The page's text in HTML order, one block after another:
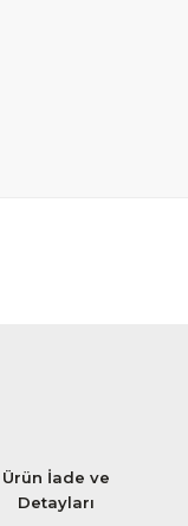
Ürün İade ve
Detayları